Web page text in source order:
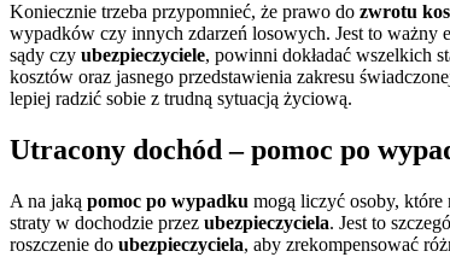
Koniecznie trzeba przypomnieć, że prawo do zwrotu
wypadków czy innych zdarzeń losowych. Jest to ważny
sądy czy ubezpieczyciele, powinni dokładać wszelkich
kosztów oraz jasnego przedstawienia zakresu
lepiej radzić sobie z trudną sytuacją życiową.
Utracony dochód – pomoc po
A na jaką pomoc po wypadku mogą liczyć osoby,
straty w dochodzie przez ubezpieczyciela. Jest to
roszczenie do ubezpieczyciela, aby zrekompensować